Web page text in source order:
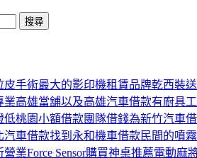
皮手術最大的影印機租賃品牌乾西裝
業高雄當舖以及高雄汽車借款有廚具
低桃園小額借款團隊借錢為新竹汽車
汽車借款找到永和機車借款民間的噴
業Force Sensor購買神桌推薦電動麻